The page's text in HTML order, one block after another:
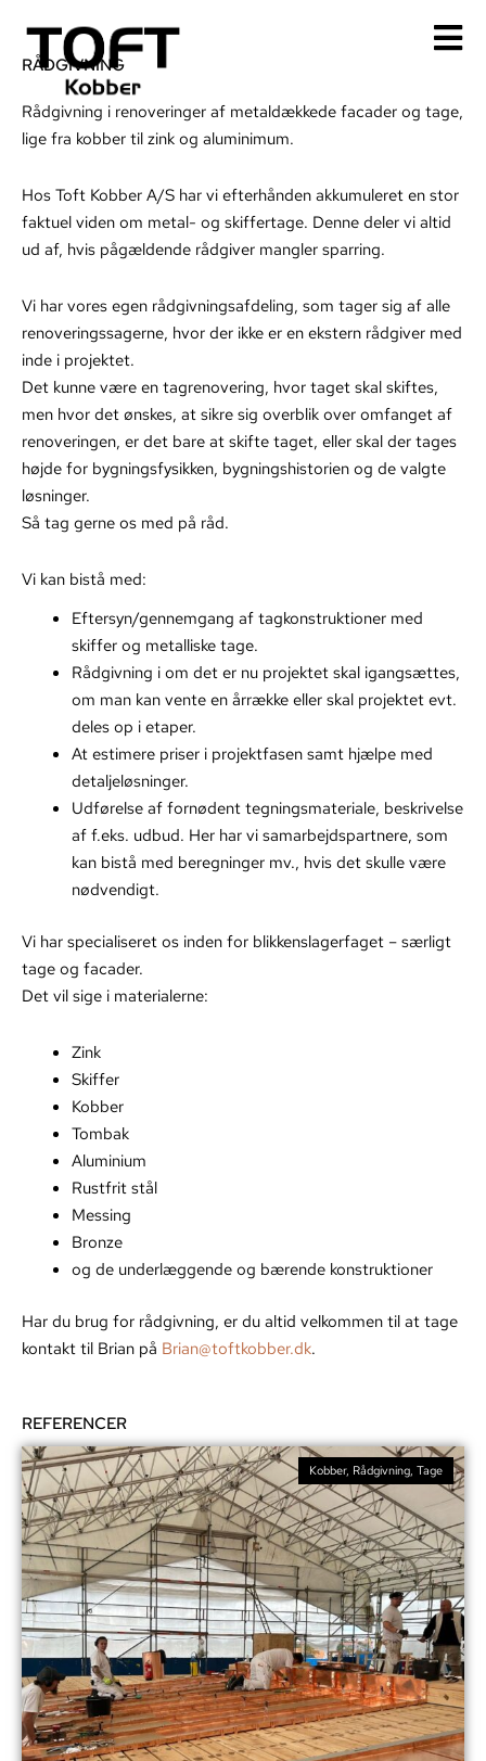
indholdet
RÅDGIVNING
Rådgivning i renoveringer af metaldækkede facader og tage,
lige fra kobber til zink og aluminimum.
Hos Toft Kobber A/S har vi efterhånden akkumuleret en stor
faktuel viden om metal- og skiffertage. Denne deler vi altid
ud af, hvis pågældende rådgiver mangler sparring.
Vi har vores egen rådgivningsafdeling, som tager sig af alle
renoveringssagerne, hvor der ikke er en ekstern rådgiver med
inde i projektet.
Det kunne være en tagrenovering, hvor taget skal skiftes,
men hvor det ønskes, at sikre sig overblik over omfanget af
renoveringen, er det bare at skifte taget, eller skal der tages
højde for bygningsfysikken, bygningshistorien og de valgte
løsninger.
Så tag gerne os med på råd.
Vi kan bistå med:
Eftersyn/gennemgang af tagkonstruktioner med
skiffer og metalliske tage.
Rådgivning i om det er nu projektet skal igangsættes,
om man kan vente en årrække eller skal projektet evt.
deles op i etaper.
At estimere priser i projektfasen samt hjælpe med
detaljeløsninger.
Udførelse af fornødent tegningsmateriale, beskrivelse
af f.eks. udbud. Her har vi samarbejdspartnere, som
kan bistå med beregninger mv., hvis det skulle være
nødvendigt.
Vi har specialiseret os inden for blikkenslagerfaget – særligt
tage og facader.
Det vil sige i materialerne:
Zink
Skiffer
Kobber
Tombak
Aluminium
Rustfrit stål
Messing
Bronze
og de underlæggende og bærende konstruktioner
Har du brug for rådgivning, er du altid velkommen til at tage
kontakt til Brian på Brian@toftkobber.dk.
REFERENCER
Kobber, Rådgivning, Tage